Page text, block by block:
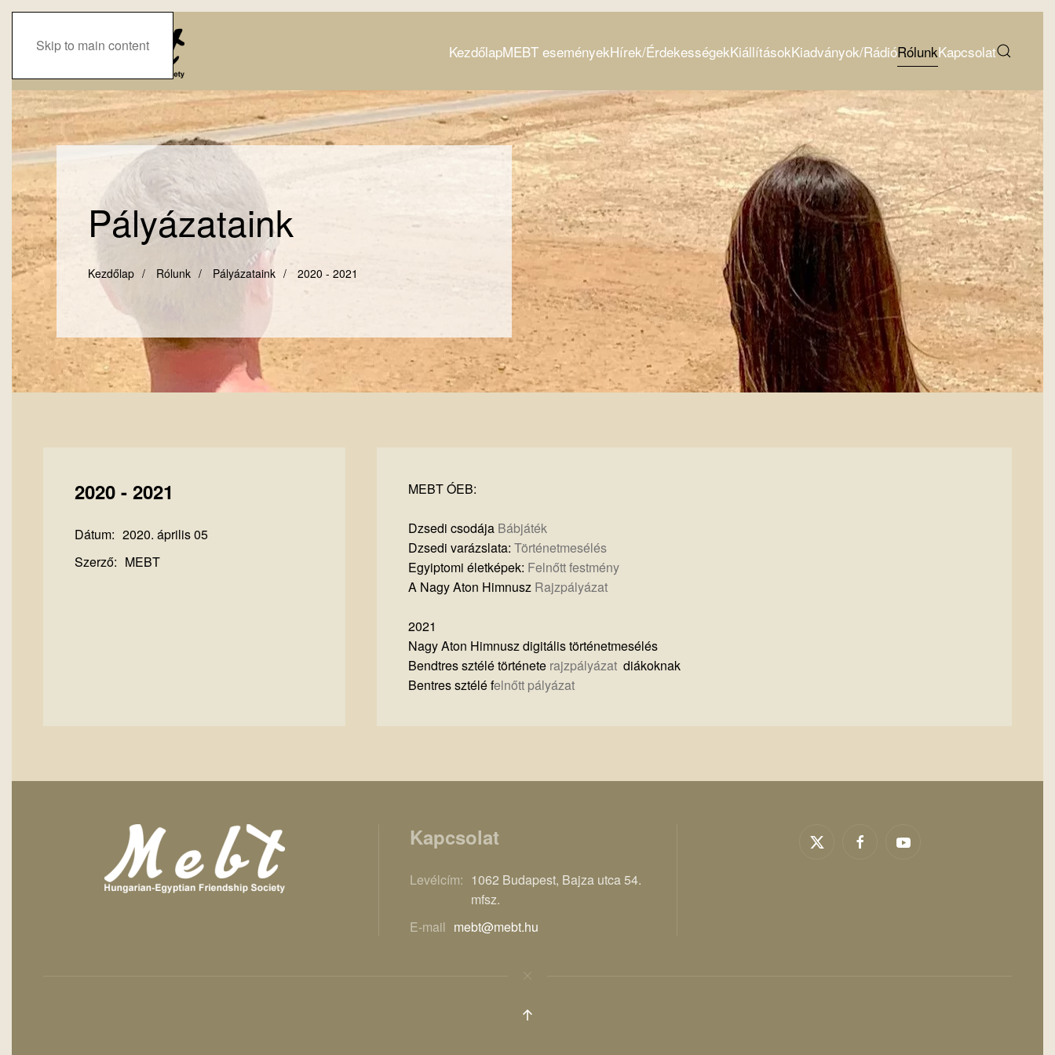
Skip to main content KezdőlapMEBT eseményekHírek/ÉrdekességekKiállításokKiadványok/RádióRólunkKapcsolat
Pályázataink
Kezdőlap Rólunk Pályázataink 2020 - 2021
2020 - 2021
Dátum: 2020. április 05
Szerző: MEBT
MEBT ÓEB:
Dzsedi csodája Bábjáték
Dzsedi varázslata: Történetmesélés
Egyiptomi életképek: Felnőtt festmény
A Nagy Aton Himnusz Rajzpályázat
2021
Nagy Aton Himnusz digitális történetmesélés
Bendtres sztélé története rajzpályázatdiákoknak
Bentres sztélé felnőtt pályázat
Kapcsolat
Levélcím: 1062 Budapest, Bajza utca 54.
mfsz.
E-mail mebt@mebt.hu